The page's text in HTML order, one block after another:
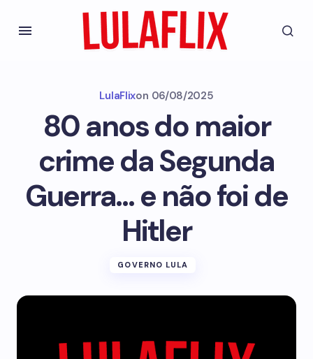
LulaFlixon 06/08/2025
80 anos do maior
crime da Segunda
Guerra… e não foi de
Hitler
GOVERNO LULA